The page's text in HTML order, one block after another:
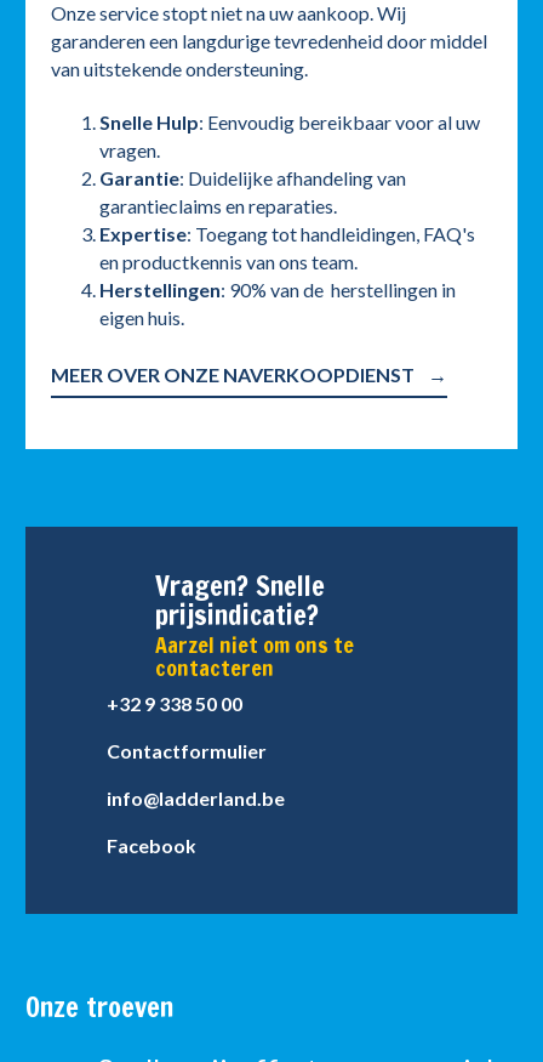
Onze service stopt niet na uw aankoop. Wij
garanderen een langdurige tevredenheid door middel
van uitstekende ondersteuning.
Snelle Hulp: Eenvoudig bereikbaar voor al uw
vragen.
Garantie: Duidelijke afhandeling van
garantieclaims en reparaties.
Expertise: Toegang tot handleidingen, FAQ's
en productkennis van ons team.
Herstellingen: 90% van de herstellingen in
eigen huis.
MEER OVER ONZE NAVERKOOPDIENST
Vragen? Snelle
prijsindicatie?
Aarzel niet om ons te
contacteren
+32 9 338 50 00
Contactformulier
info@ladderland.be
Facebook
Onze troeven